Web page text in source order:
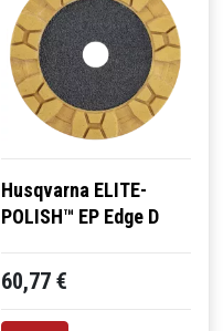
Husqvarna ELITE-
POLISH™ EP Edge D
60,77 €